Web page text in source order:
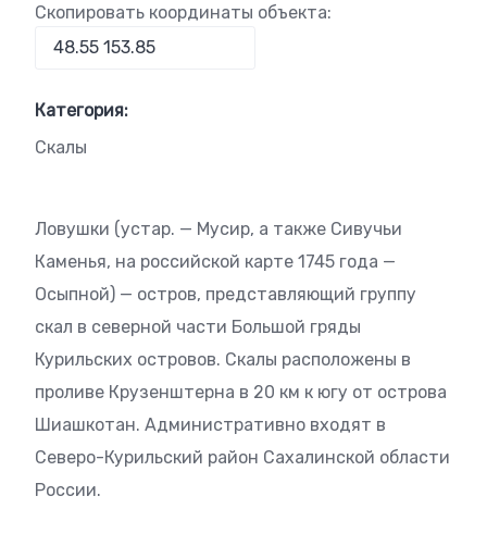
Скопировать координаты объекта:
Категория:
Скалы
Ловушки (устар. — Мусир, а также Сивучьи
Каменья, на российской карте 1745 года —
Осыпной) — остров, представляющий группу
скал в северной части Большой гряды
Курильских островов. Скалы расположены в
проливе Крузенштерна в 20 км к югу от острова
Шиашкотан. Административно входят в
Северо-Курильский район Сахалинской области
России.